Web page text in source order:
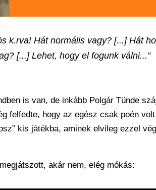
k.rva! Hát normális vagy? [...] Hát
[...] Lehet, hogy el fogunk válni...”
is van, de inkább Polgár Tünde
felfedte, hogy az egész csak poén
kis játékba, aminek elvileg ezzel
akár nem, elég mókás: